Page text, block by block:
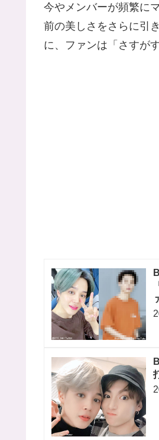
今やメンバーが頻繁に
前の美しさをさらに引
に、ファンは「さすが